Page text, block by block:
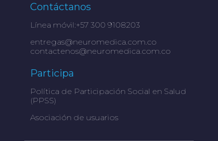
Contáctanos
Línea móvil:+57 300 9108203
entregas@neuromedica.com.co
contactenos@neuromedica.com.co
Participa
Política de Participación Social en Salud
(PPSS)
Asociación de usuarios